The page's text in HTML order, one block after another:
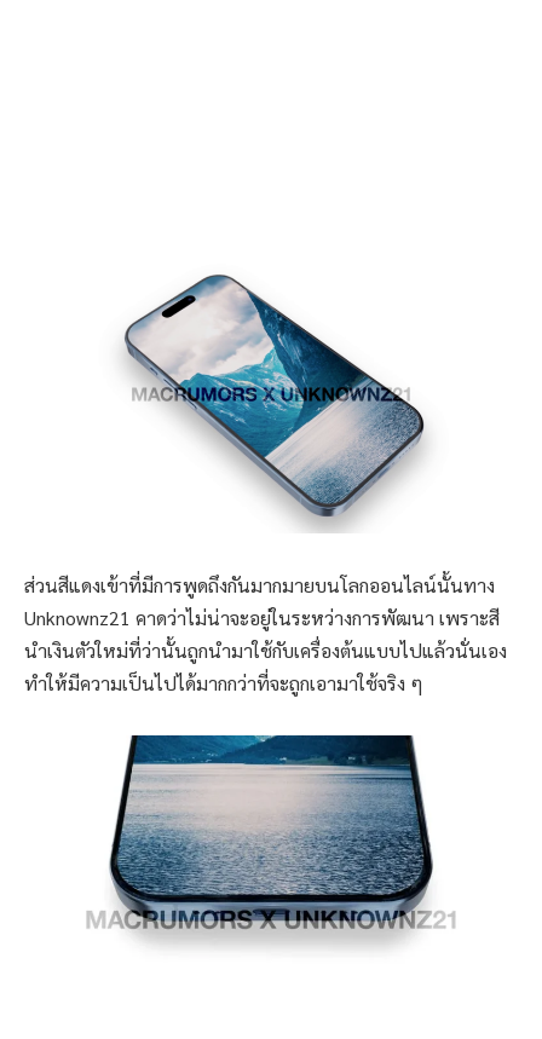
ส่วนสีแดงเข้าที่มีการพูดถึงกันมากมายบนโลกออนไลน์นั้นทาง
Unknownz21 คาดว่าไม่น่าจะอยู่ในระหว่างการพัฒนา เพราะสี
นำเงินตัวใหม่ที่ว่านั้นถูกนำมาใช้กับเครื่องต้นแบบไปแล้วนั่นเอง
ทำให้มีความเป็นไปได้มากกว่าที่จะถูกเอามาใช้จริง ๆ